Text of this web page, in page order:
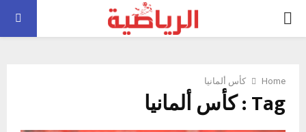
PRIMARY
Home كأس ألمانيا
Tag : كأس ألمانيا